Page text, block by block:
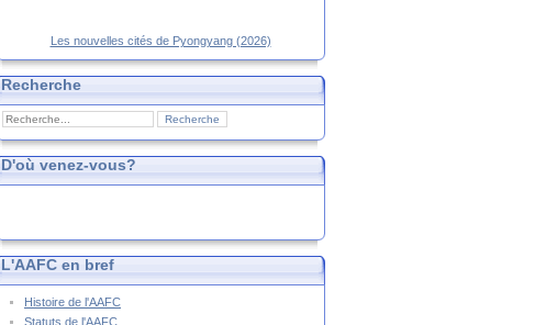
Les nouvelles cités de Pyongyang (2026)
Recherche
D'où venez-vous?
L'AAFC en bref
Histoire de l'AAFC
Statuts de l'AAFC